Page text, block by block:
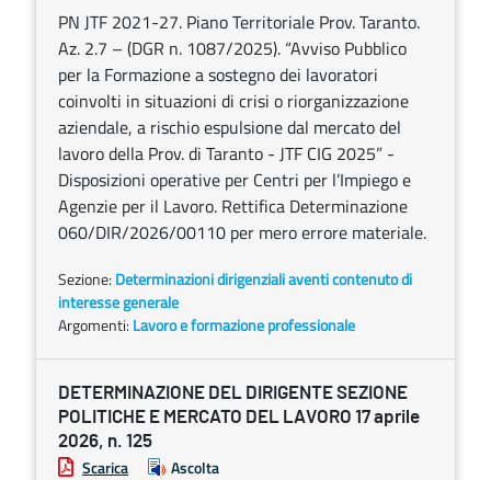
PN JTF 2021-27. Piano Territoriale Prov. Taranto.
Az. 2.7 – (DGR n. 1087/2025). “Avviso Pubblico
per la Formazione a sostegno dei lavoratori
coinvolti in situazioni di crisi o riorganizzazione
aziendale, a rischio espulsione dal mercato del
lavoro della Prov. di Taranto - JTF CIG 2025” -
Disposizioni operative per Centri per l’Impiego e
Agenzie per il Lavoro. Rettifica Determinazione
060/DIR/2026/00110 per mero errore materiale.
Sezione: Determinazioni dirigenziali aventi contenuto di
interesse generale
Argomenti: Lavoro e formazione professionale
DETERMINAZIONE DEL DIRIGENTE SEZIONE
POLITICHE E MERCATO DEL LAVORO 17 aprile
2026, n. 125
Scarica Ascolta